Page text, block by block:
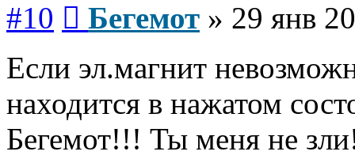
#10 Бегемот » 29 янв
Если эл.магнит
находится в нажатом
Бегемот!!! Ты меня не